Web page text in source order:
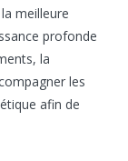
meilleure
profonde
la
les
afin de